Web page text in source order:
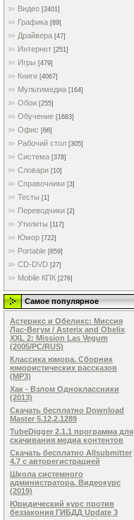
Видео [2401]
Графика [89]
Драйвера [47]
Интернет [251]
Игры [479]
Книги [4067]
Мультимедиа [164]
Обои [255]
Обучение [1683]
Офис [66]
Рабочий стол [305]
Система [378]
Словари [10]
Справочники [3]
Тесты [1]
Переводчики [2]
Утилиты [117]
Юмор [722]
Portable [859]
CD-DVD [27]
Mobile КПК [276]
Самое популярное
Астерикс и Обеликс: Миссия
Лас-Вегум / Asterix and Obelix
XXL 2: Mission Las Vegum
(2005/PC/RUS)
Классика юмора. Сборник
юмористических рассказов
(MP3)
Хак - Взлом Одноклассники
(2013)
Скачать бесплатно Download
Master 5.12.2.1289
TubeDigger 2.1.1 программа для
скачивания медиа контентов
Скачать бесплатно Allsubmitter
4.7 с авторегистрацией
Школа системного
администратора. Видеокурс
(2019)
Юридический курс против
беззакония ГИБДД Update 3